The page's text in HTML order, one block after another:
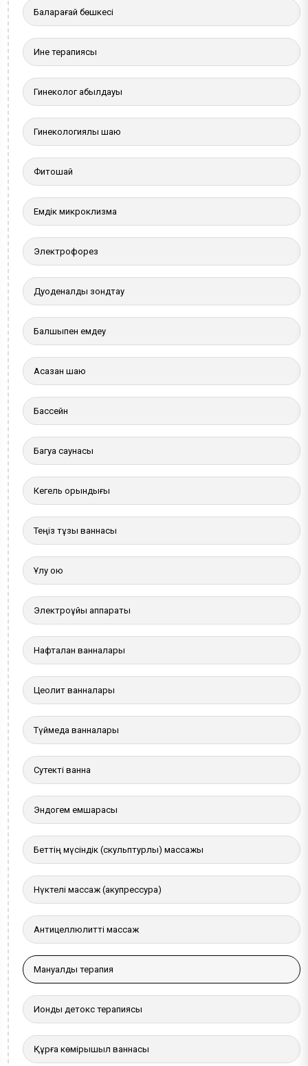
Балқарағай бөшкесі
Ине терапиясы
Гинеколог қабылдауы
Гинекологиялық шаю
Фитошай
Емдік микроклизма
Электрофорез
Дуоденалды зондтау
Балшықпен емдеу
Асқазан шаю
Бассейн
Багуа саунасы
Кегель орындығы
Теңіз тұзы ваннасы
Ұлу қою
Электроұйқы аппараты
Нафталан ванналары
Цеолит ванналары
Түймедақ ванналары
Сутекті ванна
Эндогем емшарасы
Беттің мүсіндік (скульптурлы) массажы
Нүктелі массаж (акупрессура)
Антицеллюлитті массаж
Мануалды терапия
Иондық детокс терапиясы
Құрғақ көмірқышқыл ваннасы